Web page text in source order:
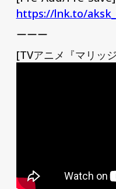
https://lnk.to/
ーーー
[TVアニメ『マリッ